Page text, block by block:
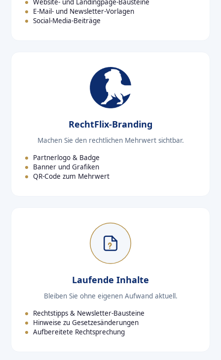
Website- und Landingpage-Bausteine
E-Mail- und Newsletter-Vorlagen
Social-Media-Beiträge
RechtFlix-Branding
Machen Sie den rechtlichen Mehrwert sichtbar.
Partnerlogo & Badge
Banner und Grafiken
QR-Code zum Mehrwert
Laufende Inhalte
Bleiben Sie ohne eigenen Aufwand aktuell.
Rechtstipps & Newsletter-Bausteine
Hinweise zu Gesetzesänderungen
Aufbereitete Rechtsprechung